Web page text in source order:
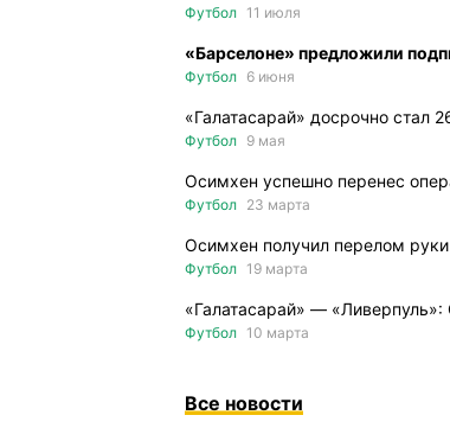
Футбол 11 июля
«Барселоне» предложили
Футбол 6 июня
«Галатасарай» досрочно стал
Футбол 9 мая
Осимхен успешно перенес
Футбол 23 марта
Осимхен получил перелом
Футбол 19 марта
«Галатасарай» —
Футбол 10 марта
Все новости